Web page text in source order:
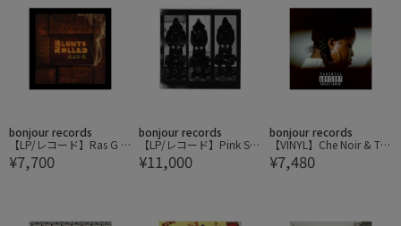
bonjour records
【LP/レコード】Ras G /
Blunts Rolled
¥7,700
bonjour records
【LP/レコード】Pink Siif
u / Black'!Antique
¥11,000
bonjour records
【VINYL】Che Noir & Th
e Other Guys/シェ・ノワ
ール & ジ・アザー・ガイ
¥7,480